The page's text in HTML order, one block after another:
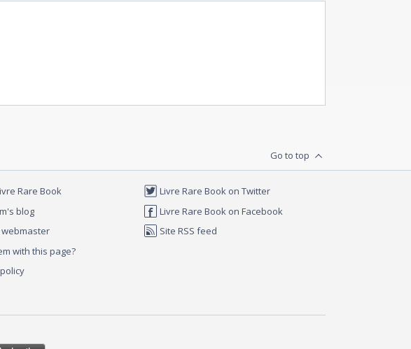
Go to top
Rare Book
blog
webmaster
with this page?
Livre Rare Book on Twitter
Livre Rare Book on Facebook
Site RSS feed